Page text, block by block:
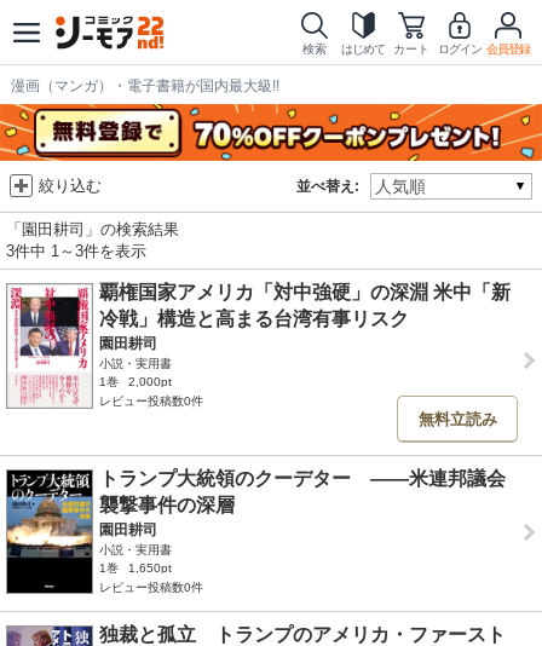
検索 はじめて カート ログイン 会員登録
漫画（マンガ）・電子書籍が国内最大級!!
並べ替え:
絞り込む
「園田耕司」の検索結果
3件中 1～3件を表示
覇権国家アメリカ「対中強硬」の深淵 米中「新
冷戦」構造と高まる台湾有事リスク
園田耕司
小説・実用書
1巻
2,000pt
レビュー投稿数0件
無料立読み
トランプ大統領のクーデター ――米連邦議会
襲撃事件の深層
園田耕司
小説・実用書
1巻
1,650pt
レビュー投稿数0件
独裁と孤立 トランプのアメリカ・ファースト